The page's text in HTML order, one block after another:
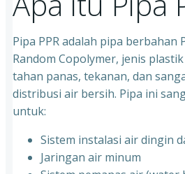
Pipa PPR adalah pipa berbahan
Random Copolymer, jenis
tahan panas, tekanan, dan
distribusi air bersih. Pipa ini
untuk:
Sistem instalasi air dingin
⁠Jaringan air minum